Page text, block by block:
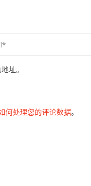
址。
何处理您的评论数据。